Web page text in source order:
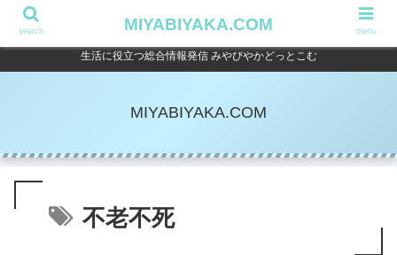
生活に役立つ総合情報発信 みやびやかどっとこむ
MIYABIYAKA.COM
不老不死
search MIYABIYAKA.COM menu